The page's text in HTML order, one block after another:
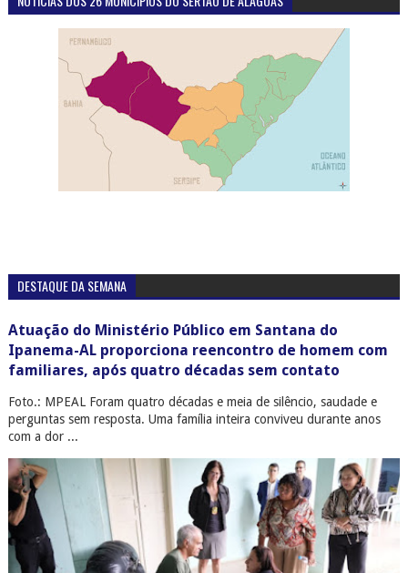
DESTAQUE DA SEMANA
Atuação do Ministério Público em Santana do
Ipanema-AL proporciona reencontro de homem com
familiares, após quatro décadas sem contato
Foto.: MPEAL Foram quatro décadas e meia de silêncio, saudade e
perguntas sem resposta. Uma família inteira conviveu durante anos
com a dor ...